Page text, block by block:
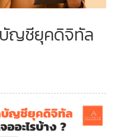
ญชียุคดิจิทัล